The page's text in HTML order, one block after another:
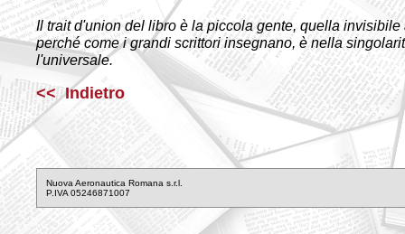
Il trait d'union del libro è la piccola gente, quella
perché come i grandi scrittori insegnano, è nella
l'universale.
<< Indietro
Nuova Aeronautica Romana s.r.l.
P.IVA 05246871007